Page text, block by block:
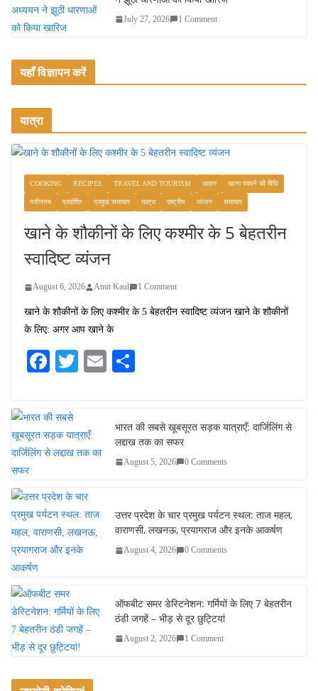
July 27, 2026 1 Comment
यहाँ विज्ञापन करें
यात्रा
COOKING RECIPES TRAVEL AND TOURISM आहार खाना पकाने की विधि
नवीनतम प्रदर्शित प्रमुख समाचार यात्रा राष्ट्रीय व्यंजन समाचार
खाने के शौकीनों के लिए कश्मीर के 5 बेहतरीन
स्वादिष्ट व्यंजन
August 6, 2026 Amit Kaul 1 Comment
खाने के शौकीनों के लिए कश्मीर के 5 बेहतरीन स्वादिष्ट व्यंजन खाने के शौकीनों
के लिए: अगर आप खाने के
Fa
bo
ok
T
r
E
भारत की सबसे खूबसूरत सड़क यात्राएँ: दार्जिलिंग से
लद्दाख तक का सफर
August 5, 2026 0 Comments
उत्तर प्रदेश के चार प्रमुख पर्यटन स्थल: ताज महल,
वाराणसी, लखनऊ, प्रयागराज और इनके आकर्षण
August 4, 2026 0 Comments
ऑफबीट समर डेस्टिनेशन: गर्मियों के लिए 7 बेहतरीन
ठंडी जगहें – भीड़ से दूर छुट्टियां
August 2, 2026 1 Comment